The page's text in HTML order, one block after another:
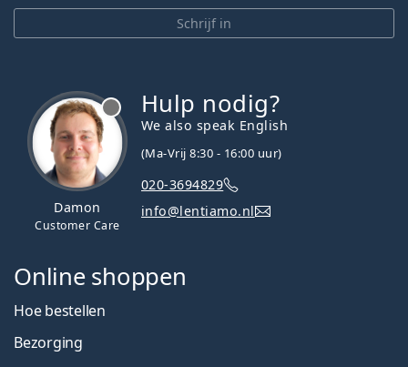
Schrijf in
Damon
Customer Care
Hulp nodig?
We also speak English
(Ma-Vrij 8:30 - 16:00 uur)
020-3694829
info@lentiamo.nl
Online shoppen
Hoe bestellen
Bezorging